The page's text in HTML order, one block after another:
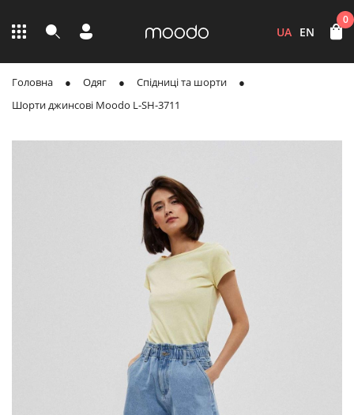
UA EN
0
Головна Одяг
Спідниці та шорти
Шорти джинсові Moodo L-SH-3711